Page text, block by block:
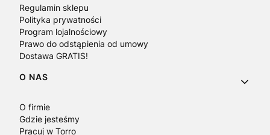
Regulamin sklepu
Polityka prywatności
Program lojalnościowy
Prawo do odstąpienia od umowy
Dostawa GRATIS!
O NAS
O firmie
Gdzie jesteśmy
Pracuj w Torro